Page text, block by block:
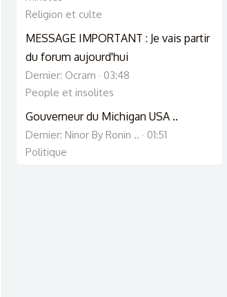
Religion et culte
MESSAGE IMPORTANT : Je vais partir
du forum aujourd'hui
Dernier: Ocram
03:48
People et insolites
Gouverneur du Michigan USA ..
Dernier: Ninor By Ronin ..
01:51
Politique